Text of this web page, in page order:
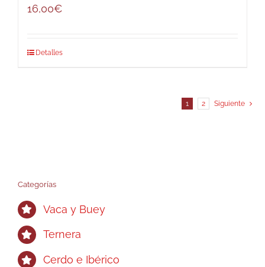
16,00€
Detalles
1 2 Siguiente
Categorías
Vaca y Buey
Ternera
Cerdo e Ibérico